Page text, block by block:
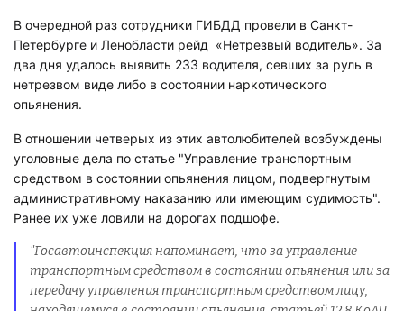
В очередной раз сотрудники ГИБДД провели в Санкт-
Петербурге и Ленобласти рейд «Нетрезвый водитель». За
два дня удалось выявить 233 водителя, севших за руль в
нетрезвом виде либо в состоянии наркотического
опьянения.
В отношении четверых из этих автолюбителей возбуждены
уголовные дела по статье "Управление транспортным
средством в состоянии опьянения лицом, подвергнутым
административному наказанию или имеющим судимость".
Ранее их уже ловили на дорогах подшофе.
"Госавтоинспекция напоминает, что за управление
транспортным средством в состоянии опьянения или за
передачу управления транспортным средством лицу,